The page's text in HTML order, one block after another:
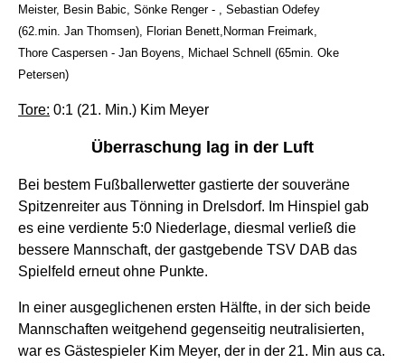
Meister, Besin Babic, Sönke Renger - , Sebastian Odefey
(62.min. Jan Thomsen), Florian Benett,Norman Freimark,
Thore Caspersen - Jan Boyens, Michael Schnell (65min. Oke
Petersen)
Tore: 0:1 (21. Min.) Kim Meyer
Überraschung lag in der Luft
Bei bestem Fußballerwetter gastierte der souveräne
Spitzenreiter aus Tönning in Drelsdorf. Im Hinspiel gab
es eine verdiente 5:0 Niederlage, diesmal verließ die
bessere Mannschaft, der gastgebende TSV DAB das
Spielfeld erneut ohne Punkte.
In einer ausgeglichenen ersten Hälfte, in der sich beide
Mannschaften weitgehend gegenseitig neutralisierten,
war es Gästespieler Kim Meyer, der in der 21. Min aus ca.